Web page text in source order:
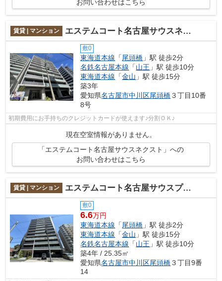
お問い合わせはこちら
賃貸 | マンション エステムコート名古屋サウスネクスト
敷0
東海道本線 「尾頭橋 」駅 徒歩2分
名鉄名古屋本線 「山王 」駅 徒歩10分
東海道本線 「金山 」駅 徒歩15分
築3年
愛知県名古屋市中川区尾頭橋３丁目10番
8号
初期費用にお手持ちのクレジットカードが使えます♪分割ＯＫ♪
現在空室情報がありません。
「エステムコート名古屋サウスネクスト」への
お問い合わせはこちら
賃貸 | マンション エステムコート名古屋サウスプレミオ
敷0
6.6万円
東海道本線 「尾頭橋 」駅 徒歩2分
東海道本線 「金山 」駅 徒歩15分
名鉄名古屋本線 「山王 」駅 徒歩10分
築4年 / 25.35㎡
愛知県名古屋市中川区尾頭橋３丁目9番
14